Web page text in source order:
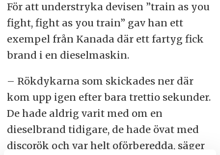
För att understryka devisen ”train as you
fight, fight as you train” gav han ett
exempel från Kanada där ett fartyg fick
brand i en dieselmaskin.
– Rökdykarna som skickades ner där
kom upp igen efter bara trettio sekunder.
De hade aldrig varit med om en
dieselbrand tidigare, de hade övat med
discorök och var helt oförberedda, säger